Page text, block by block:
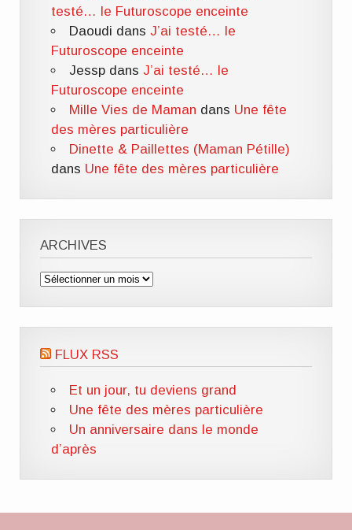
testé… le Futuroscope enceinte
Daoudi dans J’ai testé… le
Futuroscope enceinte
Jesspdans J’ai testé… le
Futuroscope enceinte
Mille Vies de Maman dans Une fête
des mères particulière
Dinette & Paillettes (Maman Pétille)
dans Une fête des mères particulière
ARCHIVES
Archives
FLUX RSS
Et un jour, tu deviens grand
Une fête des mères particulière
Un anniversaire dans le monde
d’après